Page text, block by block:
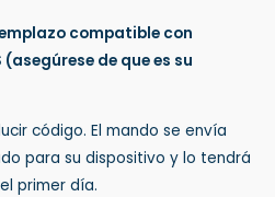
compatible con
(asegúrese de que es su
código. El mando se envía
para su dispositivo y lo tendrá
primer día.